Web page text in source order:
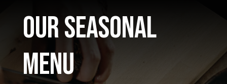
Our Seasonal
Menu